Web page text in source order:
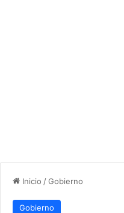
Inicio /Gobierno
Gobierno